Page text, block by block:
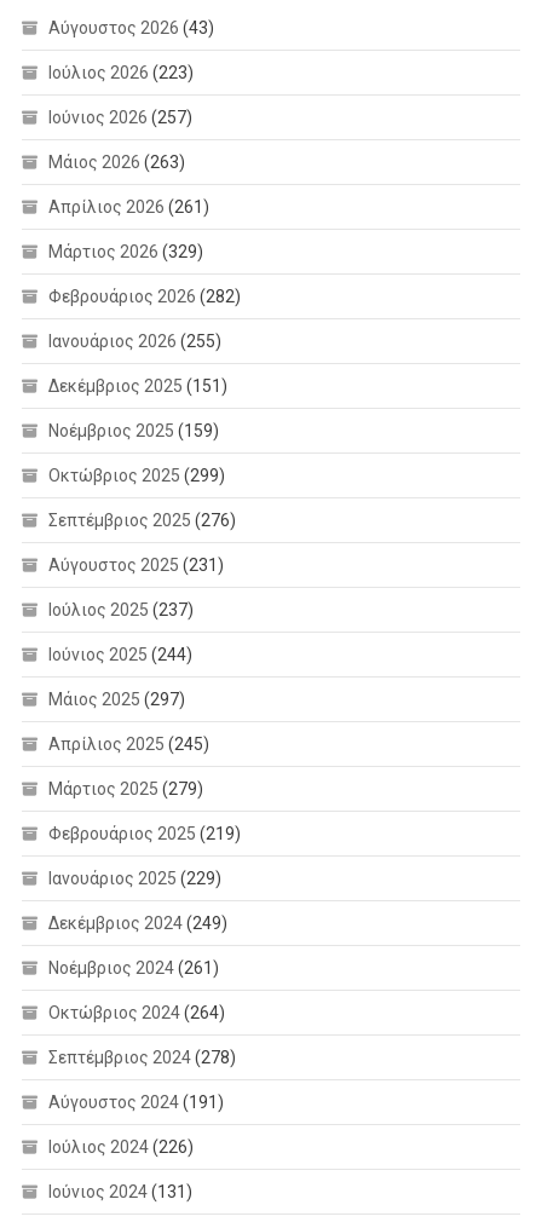
Αύγουστος 2026 (43)
Ιούλιος 2026 (223)
Ιούνιος 2026 (257)
Μάιος 2026 (263)
Απρίλιος 2026 (261)
Μάρτιος 2026 (329)
Φεβρουάριος 2026 (282)
Ιανουάριος 2026 (255)
Δεκέμβριος 2025 (151)
Νοέμβριος 2025 (159)
Οκτώβριος 2025 (299)
Σεπτέμβριος 2025 (276)
Αύγουστος 2025 (231)
Ιούλιος 2025 (237)
Ιούνιος 2025 (244)
Μάιος 2025 (297)
Απρίλιος 2025 (245)
Μάρτιος 2025 (279)
Φεβρουάριος 2025 (219)
Ιανουάριος 2025 (229)
Δεκέμβριος 2024(249)
Νοέμβριος 2024(261)
Οκτώβριος 2024(264)
Σεπτέμβριος 2024(278)
Αύγουστος 2024(191)
Ιούλιος 2024(226)
Ιούνιος 2024(131)